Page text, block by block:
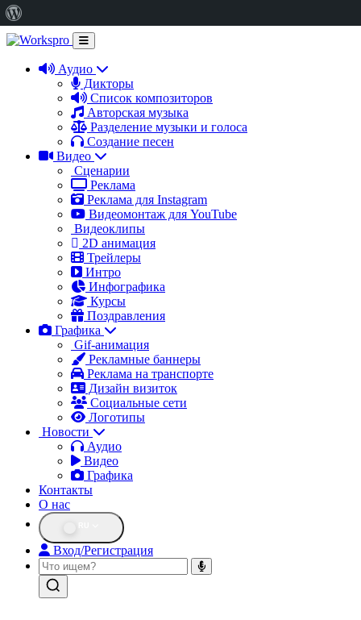
WordPress
Аудио
Дикторы
Список композиторов
Авторская музыка
Разделение музыки и голоса
Создание песен
Видео
Сценарии
Реклама
Реклама для Instagram
Видеомонтаж для YouTube
Видеоклипы
2D анимация
Трейлеры
Интро
Инфографика
Курсы
Поздравления
Графика
Gif-анимация
Рекламные баннеры
Реклама на транспорте
Дизайн визиток
Социальные сети
Логотипы
Новости
Аудио
Видео
Графика
Контакты
О нас
Вход/Регистрация